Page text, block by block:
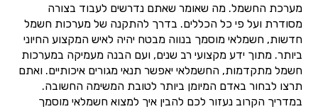
מערכת החשמל. מה שאומר שאתם נדרשים לעבוד בצורה
מסודרת ועל פי כל הכללים. בדרך להתקנה של מערכות חשמל
חדשות, חשמלאי מוסמך בנווה מבטח יהיה לאיש המקצוע החיוני
ביותר. מתוך ידע מקצועי רב שנים, ועם הבנה מעמיקה במערכות
חשמל מתקדמות, החשמלאי יאפשר תנאי מגורים איכותיים. ואתם
תרצו לבחור באדם המיומן ביותר לטובת המשימה החשובה.
במדריך הקרוב נעזור לכם להבין איך למצוא חשמלאי מוסמך